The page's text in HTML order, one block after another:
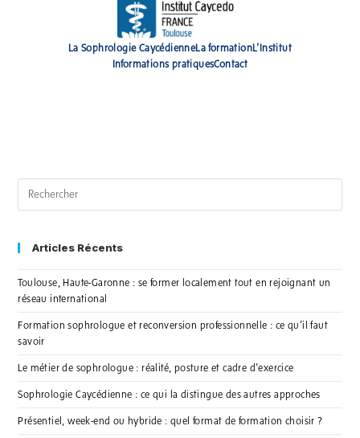
La Sophrologie CaycédienneLa formationL’Institut
Informations pratiquesContact
Articles Récents
Toulouse, Haute-Garonne : se former localement tout en rejoignant un
réseau international
Formation sophrologue et reconversion professionnelle : ce qu’il faut
savoir
Le métier de sophrologue : réalité, posture et cadre d’exercice
Sophrologie Caycédienne : ce qui la distingue des autres approches
Présentiel, week-end ou hybride : quel format de formation choisir ?